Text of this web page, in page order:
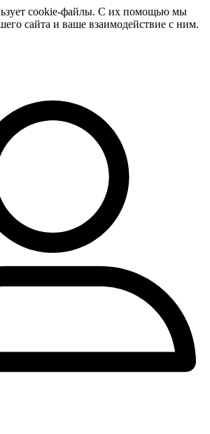
cookie-файлы. С их помощью мы
сайта и ваше взаимодействие с ним.